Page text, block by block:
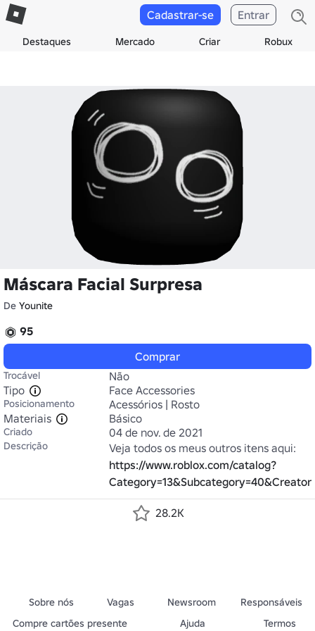
Destaques Mercado Criar Robux
Cadastrar-se Entrar
Máscara Facial Surpresa
De Younite
95
Comprar
Trocável
Não
Tipo
Face Accessories
Posicionamento
Acessórios | Rosto
Materiais
Básico
Criado 04 de nov. de 2021
Descrição
https://www.roblox.com/catalog?
28.2K
Sobre nós Vagas Newsroom
Responsáveis
Compre cartões presente
Ajuda Termos